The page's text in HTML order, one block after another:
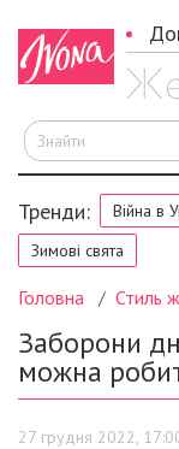
Тренди: Війна в
Зимові свята
Головна Стиль
Заборони
можна
27 грудня 2022,